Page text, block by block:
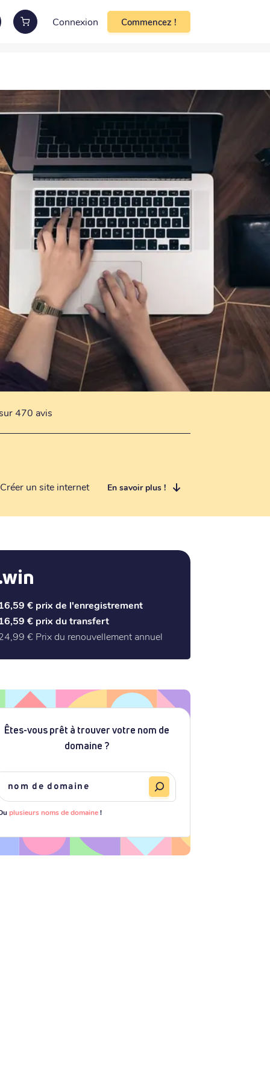
Connexion Commencez !
470 avis
Créer un site internet En savoir plus !
€ prix de l'enregistrement
€ prix du transfert
€ Prix du renouvellement annuel
Êtes-vous prêt à trouver votre nom de
domaine ?
plusieurs noms de domaine!